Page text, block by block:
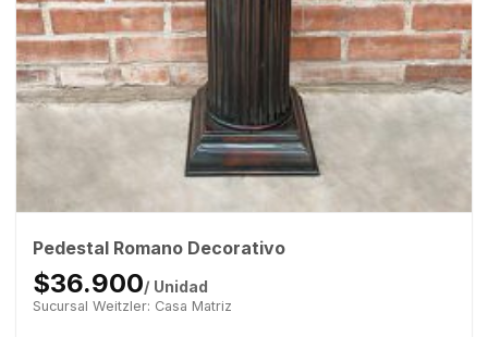
Pedestal Romano Decorativo
$36.900/ Unidad
Sucursal Weitzler: Casa Matriz